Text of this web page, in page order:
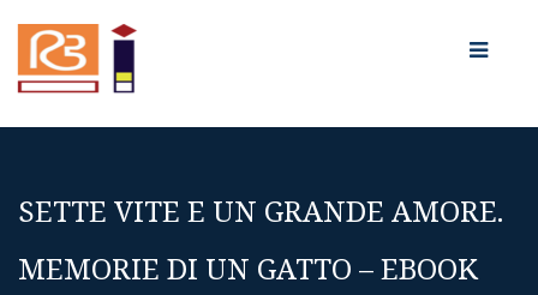
SETTE VITE E UN GRANDE AMORE.
MEMORIE DI UN GATTO – EBOOK